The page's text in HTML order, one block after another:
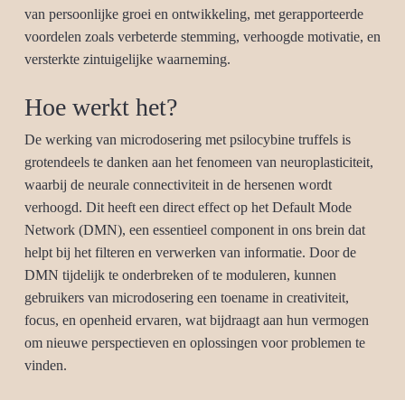
van persoonlijke groei en ontwikkeling, met gerapporteerde
voordelen zoals verbeterde stemming, verhoogde motivatie, en
versterkte zintuigelijke waarneming.
Hoe werkt het?
De werking van microdosering met psilocybine truffels is
grotendeels te danken aan het fenomeen van neuroplasticiteit,
waarbij de neurale connectiviteit in de hersenen wordt
verhoogd. Dit heeft een direct effect op het Default Mode
Network (DMN), een essentieel component in ons brein dat
helpt bij het filteren en verwerken van informatie. Door de
DMN tijdelijk te onderbreken of te moduleren, kunnen
gebruikers van microdosering een toename in creativiteit,
focus, en openheid ervaren, wat bijdraagt aan hun vermogen
om nieuwe perspectieven en oplossingen voor problemen te
vinden.